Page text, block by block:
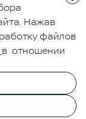
ООО "ДрайвМоторс"
Нажав
файлов
в отношении